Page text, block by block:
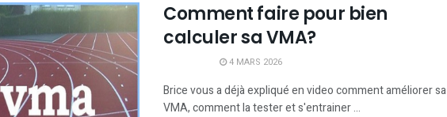
Comment faire pour bien
calculer sa VMA?
4 MARS 2026
Brice vous a déjà expliqué en video comment améliorer sa
VMA, comment la tester et s'entrainer ...